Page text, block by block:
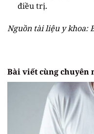
điều trị.
Nguồn tài liệu y khoa:
Bài viết cùng chuyên